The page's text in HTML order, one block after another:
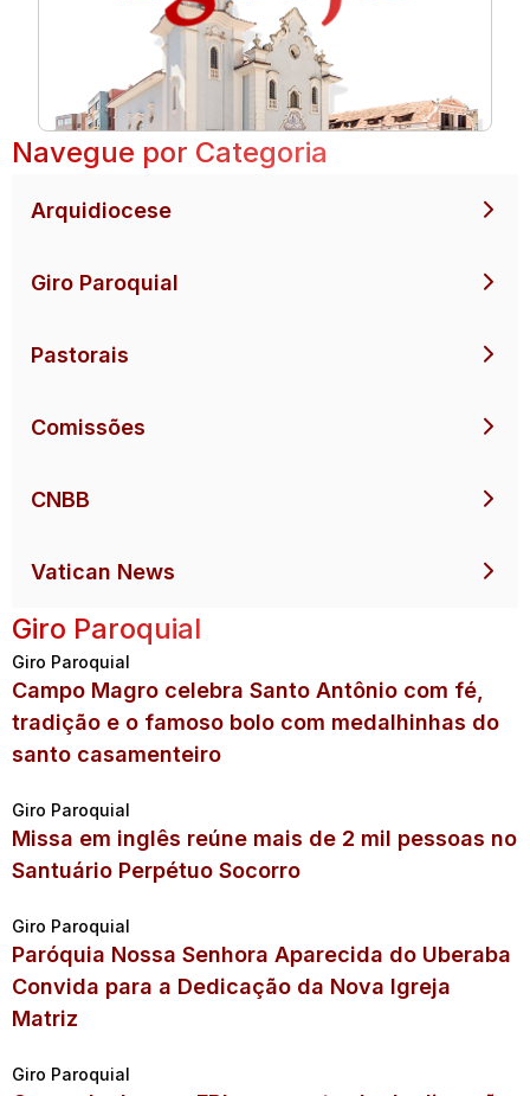
Navegue por Categoria
Arquidiocese
Giro Paroquial
Pastorais
Comissões
CNBB
Vatican News
Giro Paroquial
Giro Paroquial
Campo Magro celebra Santo Antônio com fé,
tradição e o famoso bolo com medalhinhas do
santo casamenteiro
Giro Paroquial
Missa em inglês reúne mais de 2 mil pessoas no
Santuário Perpétuo Socorro
Giro Paroquial
Paróquia Nossa Senhora Aparecida do Uberaba
Convida para a Dedicação da Nova Igreja
Matriz
Giro Paroquial